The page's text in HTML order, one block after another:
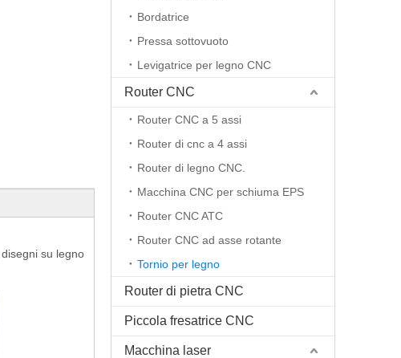
su legno
Bordatrice
Pressa sottovuoto
Levigatrice per legno CNC
Router CNC
Router CNC a 5 assi
Router di cnc a 4 assi
Router di legno CNC.
Macchina CNC per schiuma EPS
Router CNC ATC
Router CNC ad asse rotante
Tornio per legno
Router di pietra CNC
Piccola fresatrice CNC
Macchina laser